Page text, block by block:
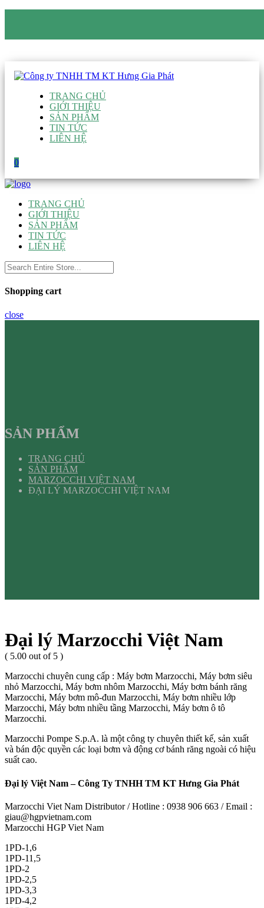
TRANG CHỦ
GIỚI THIỆU
SẢN PHẨM
TIN TỨC
LIÊN HỆ
0
TRANG CHỦ
GIỚI THIỆU
SẢN PHẨM
TIN TỨC
LIÊN HỆ
Shopping cart
close
SẢN PHẨM
TRANG CHỦ
SẢN PHẨM
MARZOCCHI VIỆT NAM
ĐẠI LÝ MARZOCCHI VIỆT NAM
Đại lý Marzocchi Việt Nam
( 5.00 out of 5 )
Marzocchi chuyên cung cấp : Máy bơm Marzocchi, Máy bơm siêu
nhỏ Marzocchi, Máy bơm nhôm Marzocchi, Máy bơm bánh răng
Marzocchi, Máy bơm mô-đun Marzocchi, Máy bơm nhiều lớp
Marzocchi, Máy bơm nhiều tầng Marzocchi, Máy bơm ô tô
Marzocchi.
Marzocchi Pompe S.p.A. là một công ty chuyên thiết kế, sản xuất
và bán độc quyền các loại bơm và động cơ bánh răng ngoài có hiệu
suất cao.
Đại lý Việt Nam – Công Ty TNHH TM KT Hưng Gia Phát
Marzocchi Viet Nam Distributor / Hotline : 0938 906 663 / Email :
giau@hgpvietnam.com
Marzocchi HGP Viet Nam
1PD-1,6
1PD-11,5
1PD-2
1PD-2,5
1PD-3,3
1PD-4,2